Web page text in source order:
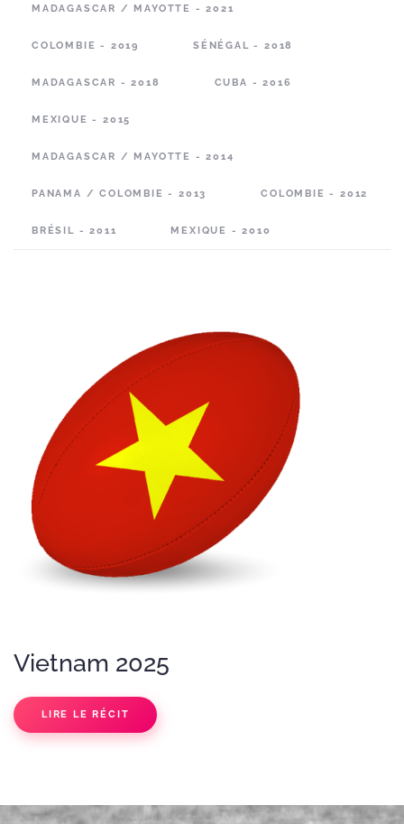
MADAGASCAR / MAYOTTE - 2021
COLOMBIE - 2019 SÉNÉGAL - 2018
MADAGASCAR - 2018 CUBA - 2016
MEXIQUE - 2015
MADAGASCAR / MAYOTTE - 2014
PANAMA / COLOMBIE - 2013 COLOMBIE - 2012
BRÉSIL - 2011 MEXIQUE - 2010
Vietnam 2025
LIRE LE RÉCIT